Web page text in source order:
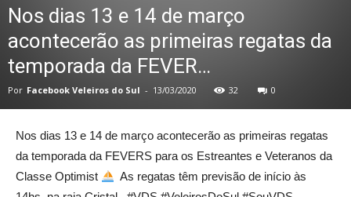
Nos dias 13 e 14 de março
acontecerão as primeiras regatas da
temporada da FEVER…
Por Facebook Veleiros do Sul - 13/03/2020 32 0
Nos dias 13 e 14 de março acontecerão as primeiras regatas
da temporada da FEVERS para os Estreantes e Veteranos da
Classe Optimist
⁣ ⁣ As regatas têm previsão de início às